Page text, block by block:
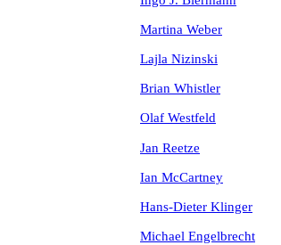
Martina Weber
Lajla Nizinski
Brian Whistler
Olaf Westfeld
Jan Reetze
Ian McCartney
Hans-Dieter Klinger
Michael Engelbrecht